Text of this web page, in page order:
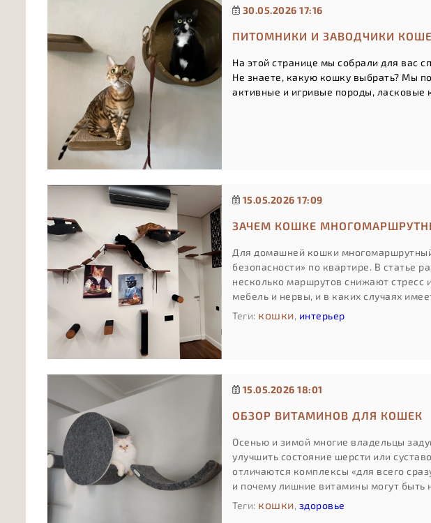
30.05.2026 17:16
ПИТОМНИКИ И ЗАВОДЧИКИ
На этой странице мы собрали для вас
Не знаете, какую кошку выбрать? Мы
активные и игривые породы, ласковые
15.05.2026 17:09
ЗАЧЕМ КОШКЕ
Для домашней кошки
безопасности» по квартире. В статье
несколько маршрутов снижают стресс
мебель и нервы, и в каких случаях
вариант «для галочки».
Теги: кошки, интерьер
15.05.2026 18:01
ОБЗОР ВИТАМИНОВ ДЛЯ КОШЕК
Осенью и зимой многие владельцы
улучшить состояние шерсти или
отличаются комплексы «для всего
и почему лишние витамины могут быть
врача.
Теги: кошки, здоровье